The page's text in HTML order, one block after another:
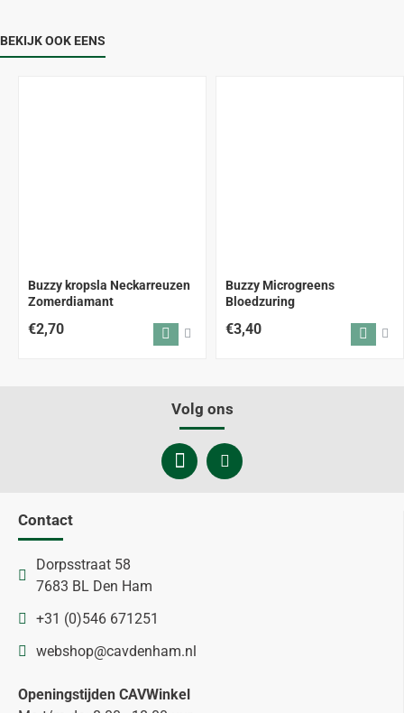
BEKIJK OOK EENS
Buzzy kropsla Neckarreuzen
Zomerdiamant
€2,70
Buzzy Microgreens
Bloedzuring
€3,40
Volg ons
Contact
Dorpsstraat 58
7683 BL Den Ham
+31 (0)546 671251
webshop@cavdenham.nl
Openingstijden CAVWinkel